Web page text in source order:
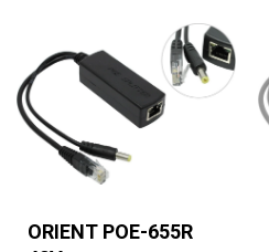
ORIENT POE-655R